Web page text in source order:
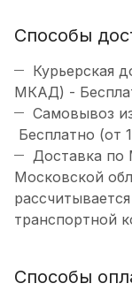
Способы
Курьерская
МКАД) -
Самовывоз
Бесплатно (от
Доставка
Московской
транспортной
Способы